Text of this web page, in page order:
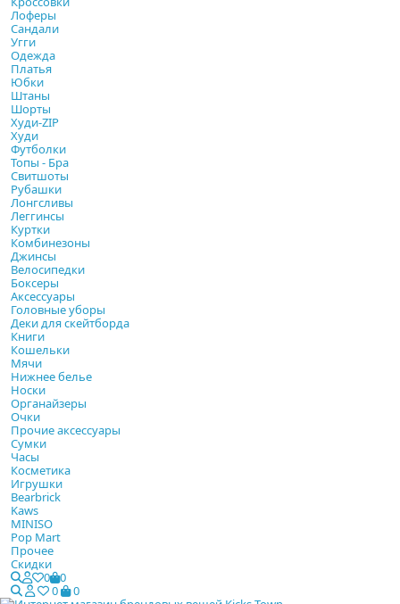
Лоферы
Сандали
Угги
Одежда
Платья
Юбки
Штаны
Шорты
Худи-ZIP
Худи
Футболки
Топы - Бра
Свитшоты
Рубашки
Лонгсливы
Леггинсы
Куртки
Комбинезоны
Джинсы
Велосипедки
Боксеры
Аксессуары
Головные уборы
Деки для скейтборда
Книги
Кошельки
Мячи
Нижнее белье
Носки
Органайзеры
Очки
Прочие аксессуары
Сумки
Часы
Косметика
Игрушки
Bearbrick
Kaws
MINISO
Pop Mart
Прочее
Скидки
0
0
0
0